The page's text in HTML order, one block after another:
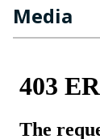
Media